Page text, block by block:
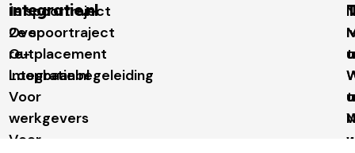
integratie.nl
Over
re-
integratie.nl
Voor
werkgevers
Voor
1e spoortraject
2e spoortraject
Outplacement
Loopbaanbegeleiding